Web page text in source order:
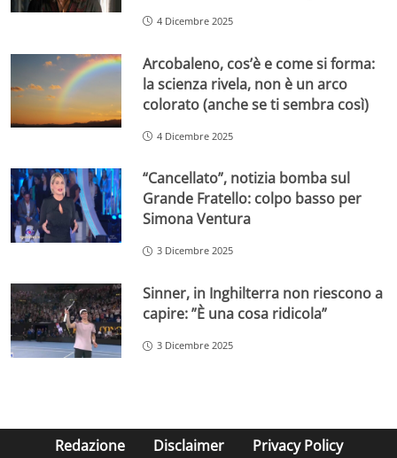
4 Dicembre 2025
Arcobaleno, cos’è e come si forma:
la scienza rivela, non è un arco
colorato (anche se ti sembra così)
4 Dicembre 2025
“Cancellato”, notizia bomba sul
Grande Fratello: colpo basso per
Simona Ventura
3 Dicembre 2025
Sinner, in Inghilterra non riescono a
capire: ”È una cosa ridicola”
3 Dicembre 2025
Redazione Disclaimer Privacy Policy